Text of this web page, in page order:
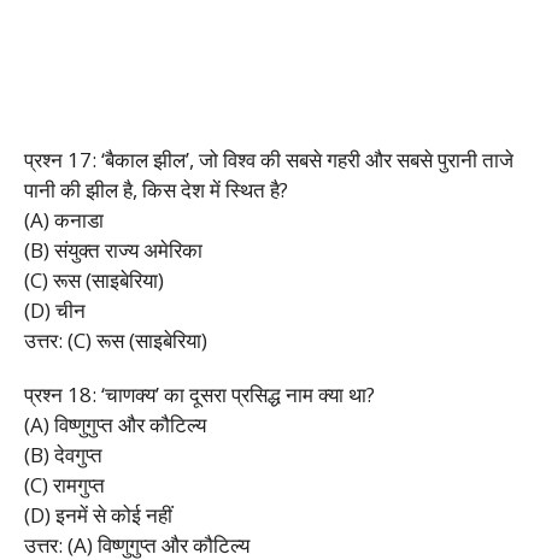
प्रश्न 17: ‘बैकाल झील’, जो विश्व की सबसे गहरी और सबसे पुरानी ताजे
पानी की झील है, किस देश में स्थित है?
(A) कनाडा
(B) संयुक्त राज्य अमेरिका
(C) रूस (साइबेरिया)
(D) चीन
उत्तर: (C) रूस (साइबेरिया)
प्रश्न 18: ‘चाणक्य’ का दूसरा प्रसिद्ध नाम क्या था?
(A) विष्णुगुप्त और कौटिल्य
(B) देवगुप्त
(C) रामगुप्त
(D) इनमें से कोई नहीं
उत्तर: (A) विष्णुगुप्त और कौटिल्य